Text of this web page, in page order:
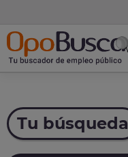
Tu búsqueda